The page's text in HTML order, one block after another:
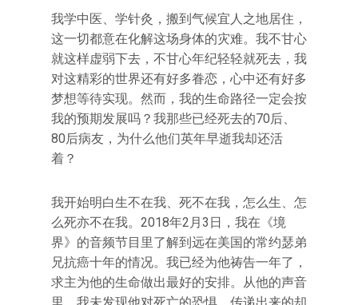
我学中医、学针灸，搬到气候宜人之地居住，
这一切都意在化解这场身体的灾难。我不甘心
就这样虚弱下去，不甘心年纪轻轻就死去，我
对这精彩的世界还有好多眷恋，心中还有好多
梦想等待实现。然而，我的生命路径一定会按
我的预期发展吗？我那些已经死去的70后、
80后病友，为什么他们英年早逝我却还活
着？
我开始明白生不在我、死不在我，怎么生、怎
么死亦不在我。2018年2月3日，我在《境
界》的音频节目里了解到远在美国的常约瑟弟
兄抗癌十年的情况。我已经为他祷告一年了，
求主为他的生命做出最好的安排。从他的声音